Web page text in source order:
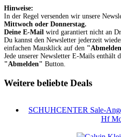
Hinweise:
In der Regel versenden wir unsere
Mittwoch oder Donnerstag.
Deine E-Mail wird garantiert nicht an
Du kannst den Newsletter jederzeit
einfachen Mausklick auf den
Jede unserer Newsletter E-Mails enthält
"Abmelden" Button.
Weitere beliebte Deals
SCHUHCENTER Sale-
Hf